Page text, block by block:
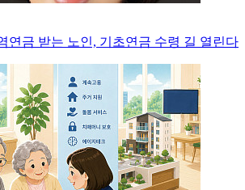
연금 받는 노인, 기초연금 수령 길 열린다